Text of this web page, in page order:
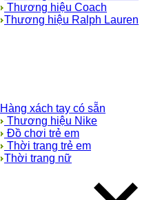
Thương hiệu Coach
Thương hiệu Ralph Lauren
Hàng xách tay có sẵn
Thương hiệu Nike
Đồ chơi trẻ em
Thời trang trẻ em
Thời trang nữ